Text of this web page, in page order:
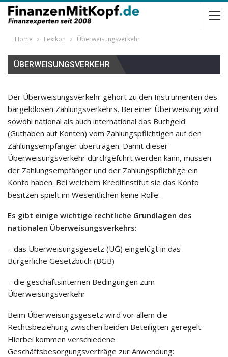
Home Lexikon Überweisungsverkehr
ÜBERWEISUNGSVERKEHR
Der Überweisungsverkehr gehört zu den Instrumenten des
bargeldlosen Zahlungsverkehrs. Bei einer Überweisung wird
sowohl national als auch international das Buchgeld
(Guthaben auf Konten) vom Zahlungspflichtigen auf den
Zahlungsempfänger übertragen. Damit dieser
Überweisungsverkehr durchgeführt werden kann, müssen
der Zahlungsempfänger und der Zahlungspflichtige ein
Konto haben. Bei welchem Kreditinstitut sie das Konto
besitzen spielt im Wesentlichen keine Rolle.
Es gibt einige wichtige rechtliche Grundlagen des
nationalen Überweisungsverkehrs:
– das Überweisungsgesetz (ÜG) eingefügt in das
Bürgerliche Gesetzbuch (BGB)
– die geschäftsinternen Bedingungen zum
Überweisungsverkehr
Beim Überweisungsgesetz wird vor allem die
Rechtsbeziehung zwischen beiden Beteiligten geregelt.
Hierbei kommen verschiedene
Geschäftsbesorgungsverträge zur Anwendung: